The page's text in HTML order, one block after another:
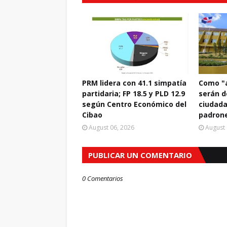
PRM lidera con 41.1 simpatía
partidaria; FP 18.5 y PLD 12.9
según Centro Económico del
Cibao
August 06, 2026
Como
serán
August
PUBLICAR UN COMENTARIO
0 Comentarios